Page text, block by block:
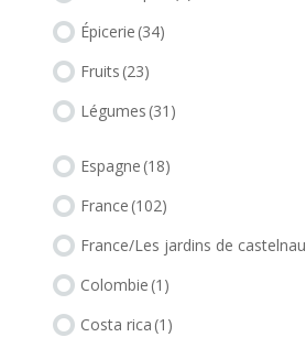
Épicerie (34)
Fruits (23)
Légumes (31)
Espagne (18)
France (102)
France/Les jardins de castelnau
Colombie (1)
Costa rica (1)